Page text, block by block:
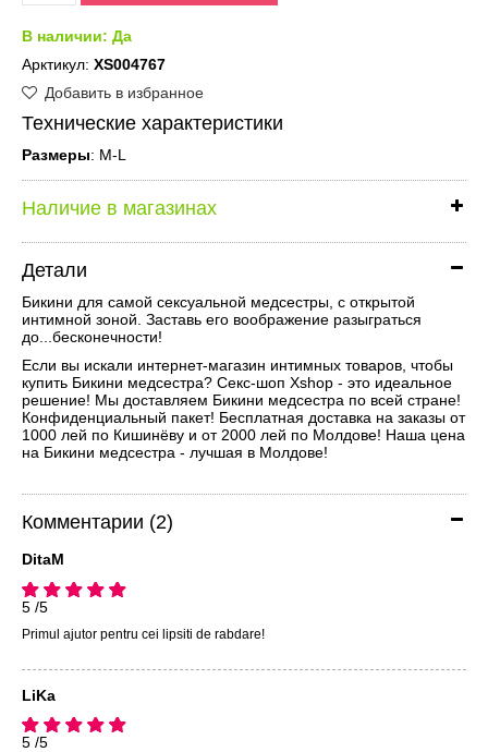
В наличии: Да
Арктикул: XS004767
Добавить в избранное
Технические характеристики
Размеры: M-L
Наличие в магазинах
Детали
Бикини для самой сексуальной медсестры, с открытой
интимной зоной. Заставь его воображение разыграться
до...бесконечности!
Если вы искали интернет-магазин интимных товаров, чтобы
купить Бикини медсестра? Секс-шоп Xshop - это идеальное
решение! Мы доставляем Бикини медсестра по всей стране!
Конфиденциальный пакет! Бесплатная доставка на заказы от
1000 лей по Кишинёву и от 2000 лей по Молдове! Наша цена
на Бикини медсестра - лучшая в Молдове!
Комментарии (2)
DitaM
5 /5
Primul ajutor pentru cei lipsiti de rabdare!
LiKa
5 /5